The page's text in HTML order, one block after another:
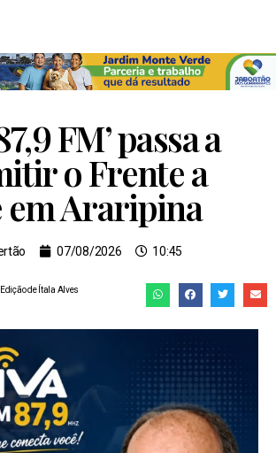
FM’ passa a
o Frente a
em Araripina
07/08/2026 10:45
de Ítala Alves